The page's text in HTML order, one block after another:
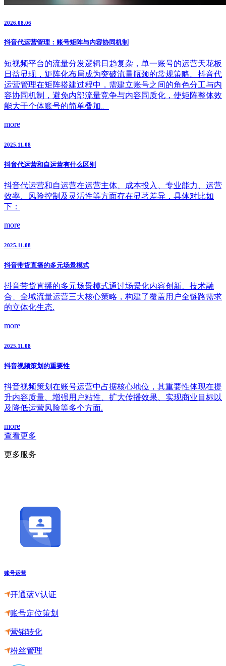
2026.08.06
抖音代运营管理：账号矩阵与内容协同机制
短视频平台的流量分发逻辑日趋复杂，单一账号的运营天花板
日益显现，矩阵化布局成为突破流量瓶颈的常规策略。抖音代
运营管理在矩阵搭建过程中，需建立账号之间的角色分工与内
容协同机制，避免内部流量竞争与内容同质化，使矩阵整体效
能大于个体账号的简单叠加。
more
2025.11.08
抖音代运营和自运营有什么区别
抖音代运营和自运营在运营主体、成本投入、专业能力、运营
效率、风险控制及灵活性等方面存在显著差异，具体对比如
下：
more
2025.11.08
抖音带货直播的多元场景模式
抖音带货直播的多元场景模式通过场景化内容创新、技术融
合、全域流量运营三大核心策略，构建了覆盖用户全链路需求
的立体化生态.
more
2025.11.08
抖音视频策划的重要性
抖音视频策划在账号运营中占据核心地位，其重要性体现在提
升内容质量、增强用户粘性、扩大传播效果、实现商业目标以
及降低运营风险等多个方面.
more
查看更多
更多服务
账号运营
开通蓝V认证
账号定位策划
营销转化
粉丝管理